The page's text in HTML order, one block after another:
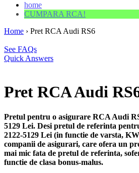
home
CUMPARA RCA!
Home › Pret RCA Audi RS6
See FAQs
Quick Answers
Pret RCA Audi
Pretul pentru o asigurare RCA Audi
5129 Lei. Desi pretul de referinta
2122-5129 Lei (in functie de varsta,
companii de asigurari, care ofera un
mai mic fata de pretul de referinta,
functie de clasa bonus-malus.